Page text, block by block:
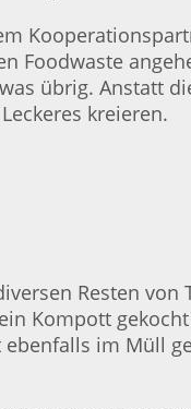
Foodwaste
übrig. Anstatt
kreieren.
Resten von
Kompott
im Müll